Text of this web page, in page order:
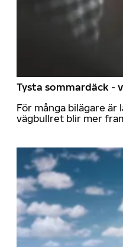
Tysta sommardäck -
För många bilägare
vägbullret blir mer